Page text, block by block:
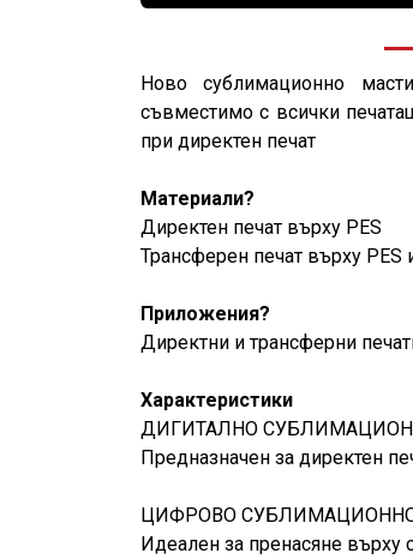
Ново сублимационно
съвместимо с всички
при директен печат
Материали?
Директен печат върху PES
Трансферен печат върху
Приложения?
Директни и трансферни
Характеристики
ДИГИТАЛНО
Предназначен за директен
ЦИФРОВО
Идеален за пренасяне върху